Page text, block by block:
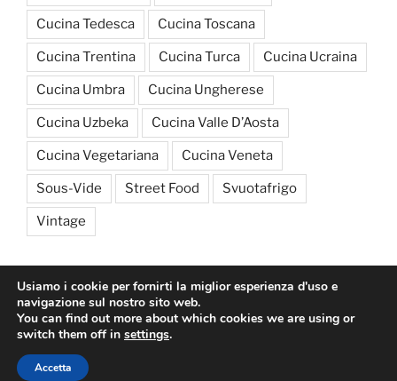
Cucina Tedesca Cucina Toscana
Cucina Trentina Cucina Turca Cucina Ucraina
Cucina Umbra Cucina Ungherese
Cucina Uzbeka Cucina Valle D’Aosta
Cucina Vegetariana Cucina Veneta
Sous-Vide Street Food Svuotafrigo
Vintage
Privacy Policy
Usiamo i cookie per fornirti la miglior esperienza d'uso e
navigazione sul nostro sito web.
You can find out more about which cookies we are using or
switch them off in settings.
Accetta